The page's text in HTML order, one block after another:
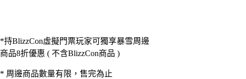
*持BlizzCon虛擬門票玩家可獨享暴雪周邊
商品8折優惠 ( 不含BlizzCon商品 )
* 周邊商品數量有限，售完為止